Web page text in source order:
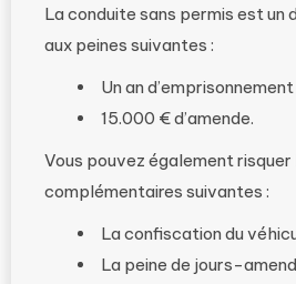
La conduite sans permis est un
aux peines suivantes :
Un an d’emprisonnement
15.000 € d’amende.
Vous pouvez également risquer
complémentaires suivantes :
La confiscation du
La peine de jours-